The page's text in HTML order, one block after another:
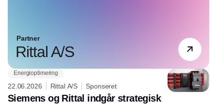
Partner
Rittal A/S
Energioptimering
22.06.2026 Rittal A/S Sponseret
Siemens og Rittal indgår strategisk